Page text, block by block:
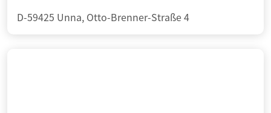
D-59425 Unna, Otto-Brenner-Straße 4